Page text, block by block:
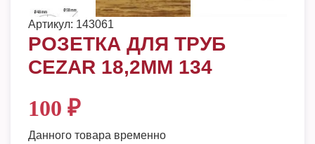
Артикул: 143061
РОЗЕТКА ДЛЯ ТРУБ
CEZAR 18,2ММ 134
100 ₽
Данного товара временно